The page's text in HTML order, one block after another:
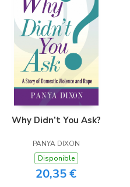
Why Didn’t You Ask?
PANYA DIXON
Disponible
20,35 €